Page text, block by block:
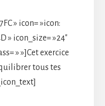
» icon= »icon:
» icon_size= »24″
» »]Cet exercice
tous tes